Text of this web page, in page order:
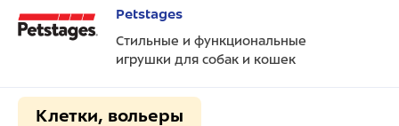
Petstages
Стильные и функциональные
игрушки для собак и кошек
Клетки, вольеры